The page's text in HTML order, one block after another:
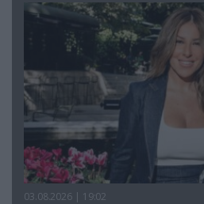
03.08.2026 | 19:02